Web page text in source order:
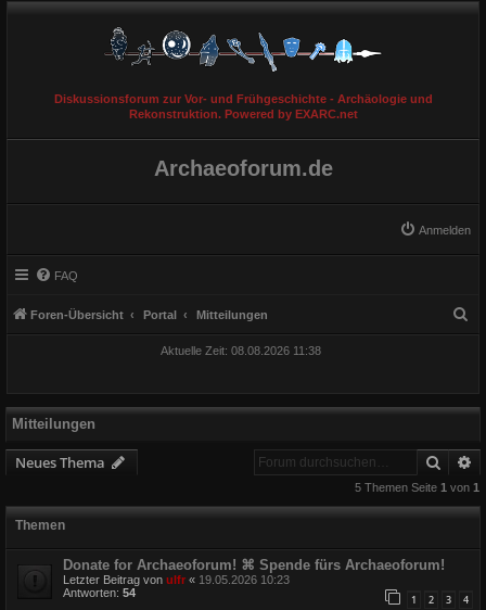
Diskussionsforum zur Vor- und Frühgeschichte - Archäologie und
Rekonstruktion. Powered by EXARC.net
Archaeoforum.de
Anmelden
FAQ
Foren-Übersicht Portal Mitteilungen
Aktuelle Zeit: 08.08.2026 11:38
Mitteilungen
Neues Thema Suche
5 Themen Seite 1 von 1
Themen
Donate for Archaeoforum! ⌘ Spende fürs Archaeoforum!
Letzter Beitrag von ulfr « 19.05.2026 10:23
Antworten: 54 1 2 3 4